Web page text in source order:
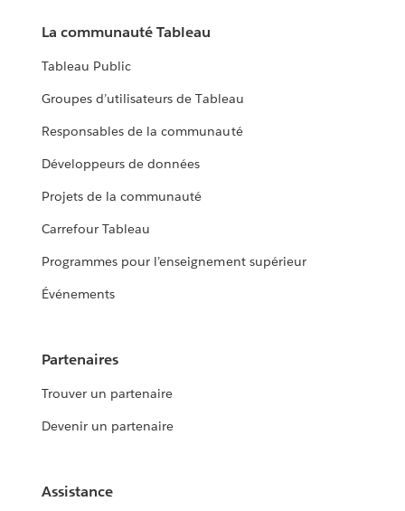
La communauté Tableau
Tableau Public
Groupes d’utilisateurs de Tableau
Responsables de la communauté
Développeurs de données
Projets de la communauté
Carrefour Tableau
Programmes pour l’enseignement supérieur
Événements
Partenaires
Trouver un partenaire
Devenir un partenaire
Assistance